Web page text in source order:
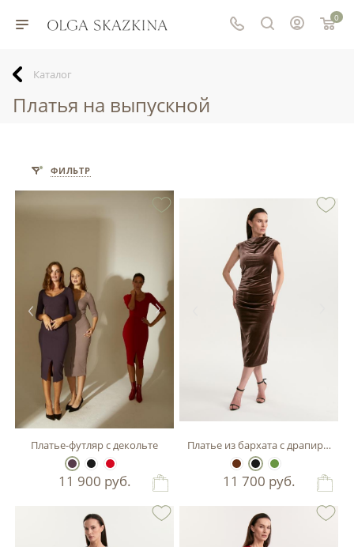
0
Каталог
Платья на выпускной
ФИЛЬТР
Платье-футляр с декольте
11 900 руб.
Платье из бархата с драпировкой
11 700 руб.